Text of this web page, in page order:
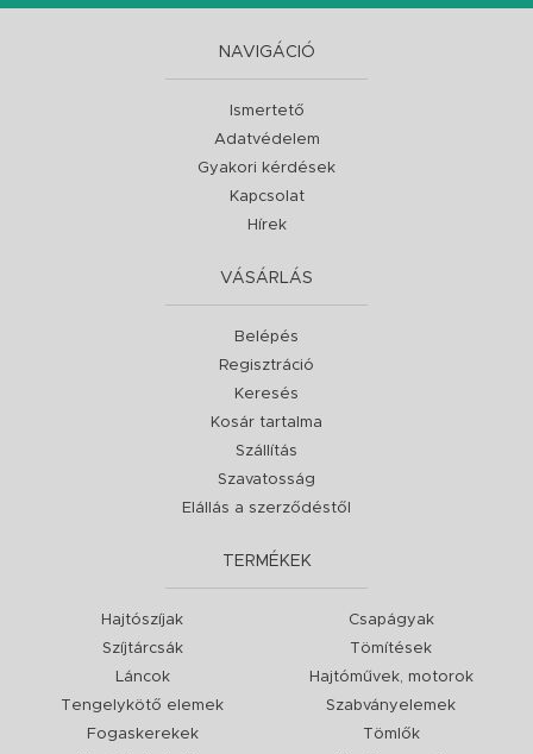
NAVIGÁCIÓ
Ismertető
Adatvédelem
Gyakori kérdések
Kapcsolat
Hírek
VÁSÁRLÁS
Belépés
Regisztráció
Keresés
Kosár tartalma
Szállítás
Szavatosság
Elállás a szerződéstől
TERMÉKEK
Hajtószíjak
Szíjtárcsák
Láncok
Tengelykötő elemek
Fogaskerekek
Csapágyak
Tömítések
Hajtóművek, motorok
Szabványelemek
Tömlők